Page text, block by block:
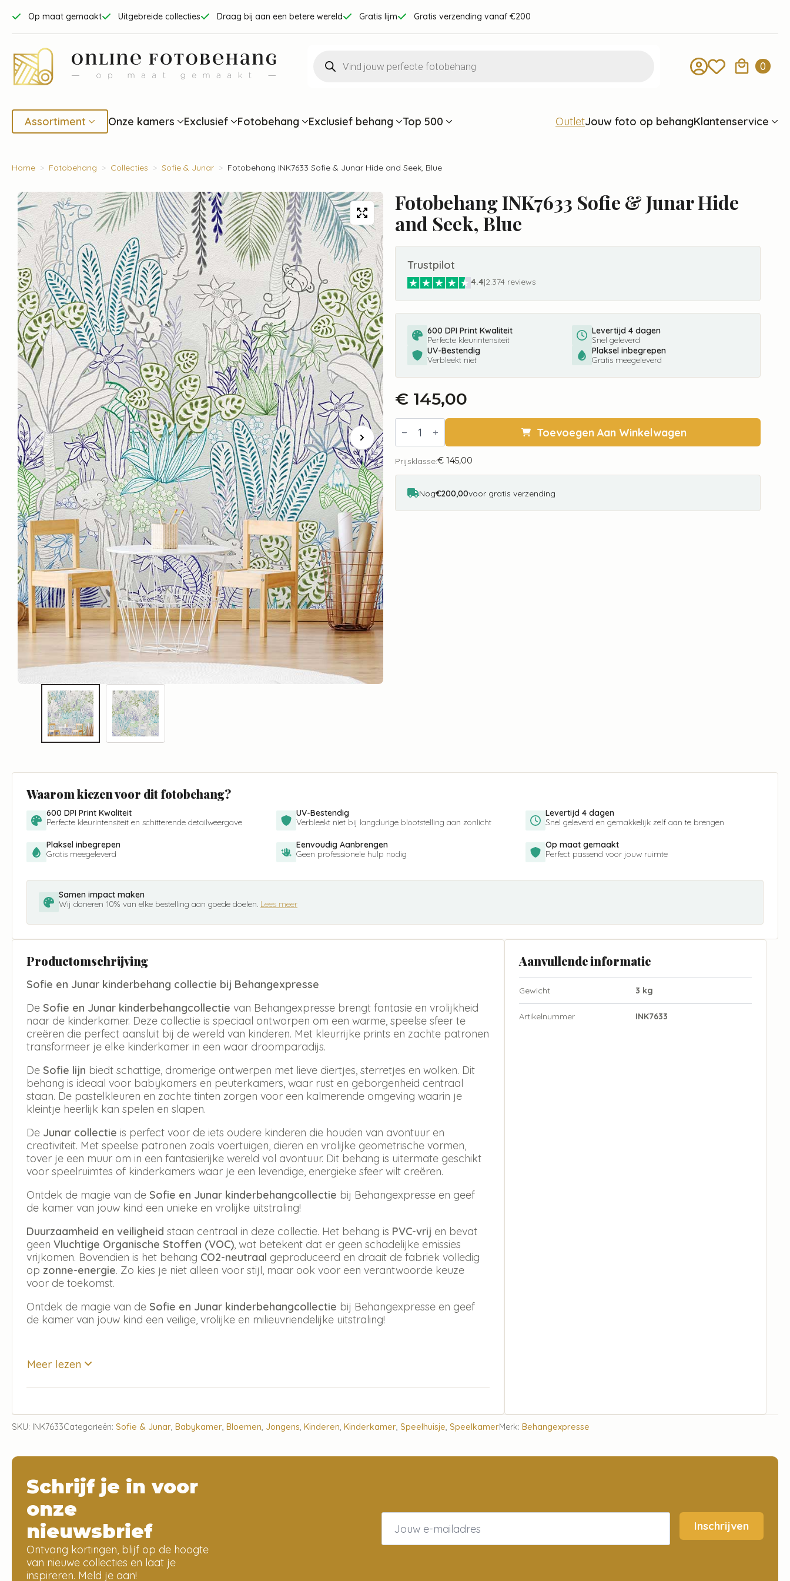
Op maat gemaakt Uitgebreide collecties Draag bij aan een betere wereld Gratis lijm Gratis verzending vanaf €200
zoeken
0
Assortiment Onze kamers Exclusief Fotobehang Exclusief behang Top 500 OutletJouw foto op behangKlantenservice
Home Fotobehang Collecties Sofie & Junar Fotobehang INK7633 Sofie & Junar Hide and Seek, Blue
Fotobehang INK7633 Sofie & Junar Hide
and Seek, Blue
Trustpilot
4.4|2.374 reviews
600 DPI Print Kwaliteit
Perfecte kleurintensiteit
UV-Bestendig
Verbleekt niet
Levertijd 4 dagen
Snel geleverd
Plaksel inbegrepen
Gratis meegeleverd
€ 145,00
Fotobehang
INK7633
Sofie
Junar
Hide
Seek,
aantal
Toevoegen Aan Winkelwagen
Prijsklasse:€ 145,00
Nog€200,00voor gratis verzending
Waarom kiezen voor dit fotobehang?
600 DPI Print Kwaliteit
Perfecte kleurintensiteit en schitterende detailweergave
UV-Bestendig
Verbleekt niet bij langdurige blootstelling aan zonlicht
Levertijd 4 dagen
Snel geleverd en gemakkelijk zelf aan te brengen
Plaksel inbegrepen
Gratis meegeleverd
Eenvoudig Aanbrengen
Geen professionele hulp nodig
Op maat gemaakt
Perfect passend voor jouw ruimte
Samen impact maken
Wij doneren 10% van elke bestelling aan goede doelen. Lees meer
Productomschrijving
Sofie en Junar kinderbehang collectie bij Behangexpresse
De Sofie en Junar kinderbehangcollectie van Behangexpresse brengt fantasie en vrolijkheid
naar de kinderkamer. Deze collectie is speciaal ontworpen om een warme, speelse sfeer te
creëren die perfect aansluit bij de wereld van kinderen. Met kleurrijke prints en zachte patronen
transformeer je elke kinderkamer in een waar droomparadijs.
De Sofie lijn biedt schattige, dromerige ontwerpen met lieve diertjes, sterretjes en wolken. Dit
behang is ideaal voor babykamers en peuterkamers, waar rust en geborgenheid centraal
staan. De pastelkleuren en zachte tinten zorgen voor een kalmerende omgeving waarin je
kleintje heerlijk kan spelen en slapen.
De Junar collectie is perfect voor de iets oudere kinderen die houden van avontuur en
creativiteit. Met speelse patronen zoals voertuigen, dieren en vrolijke geometrische vormen,
tover je een muur om in een fantasierijke wereld vol avontuur. Dit behang is uitermate geschikt
voor speelruimtes of kinderkamers waar je een levendige, energieke sfeer wilt creëren.
Ontdek de magie van de Sofie en Junar kinderbehangcollectie bij Behangexpresse en geef
de kamer van jouw kind een unieke en vrolijke uitstraling!
Duurzaamheid en veiligheid staan centraal in deze collectie. Het behang is PVC-vrij en bevat
geen Vluchtige Organische Stoffen (VOC) , wat betekent dat er geen schadelijke emissies
vrijkomen. Bovendien is het behang CO2-neutraal geproduceerd en draait de fabriek volledig
op zonne-energie. Zo kies je niet alleen voor stijl, maar ook voor een verantwoorde keuze
voor de toekomst.
Ontdek de magie van de Sofie en Junar kinderbehangcollectie bij Behangexpresse en geef
de kamer van jouw kind een veilige, vrolijke en milieuvriendelijke uitstraling!
Meer lezen
Aanvullende informatie
Gewicht 3 kg
Artikelnummer INK7633
SKU: INK7633Categorieën: Sofie & Junar, Babykamer, Bloemen, Jongens, Kinderen, Kinderkamer, Speelhuisje, SpeelkamerMerk: Behangexpresse
Schrijf je in voor
onze
nieuwsbrief
Ontvang kortingen, blijf op de hoogte
van nieuwe collecties en laat je
inspireren. Meld je aan!
Email
Inschrijven